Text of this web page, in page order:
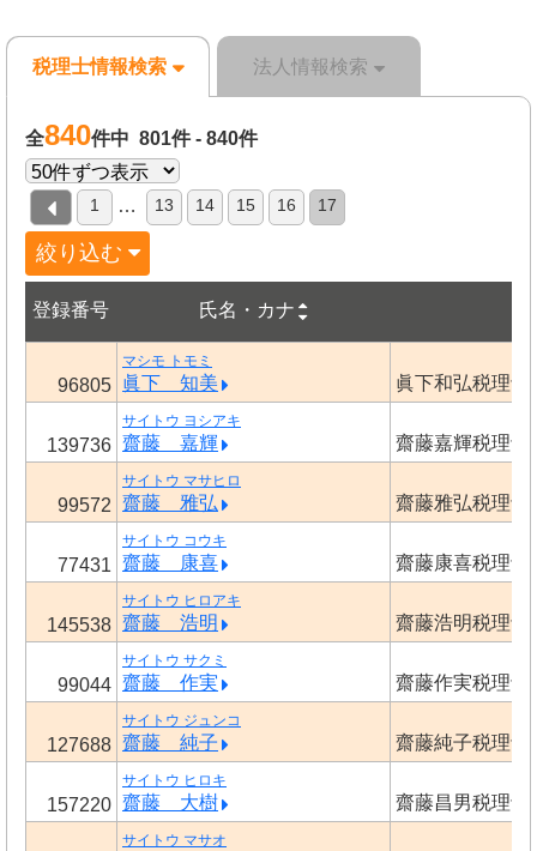
税理士情報検索 法人情報検索
全840件中 801件 - 840件
1 … 13 14 15 16 17
絞り込む
登録番号 氏名・カナ
96805
マシモ トモミ
眞下 知美 眞下和弘税理士
139736
サイトウ ヨシアキ
齋藤 嘉輝 齋藤嘉輝税理士
99572
サイトウ マサヒロ
齋藤 雅弘 齋藤雅弘税理士
77431
サイトウ コウキ
齋藤 康喜 齋藤康喜税理士
145538
サイトウ ヒロアキ
齋藤 浩明 齋藤浩明税理士
99044
サイトウ サクミ
齋藤 作実 齋藤作実税理士
127688
サイトウ ジュンコ
齋藤 純子 齋藤純子税理士
157220
サイトウ ヒロキ
齋藤 大樹 齋藤昌男税理士
サイトウ マサオ